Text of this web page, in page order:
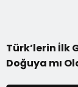
Türk’lerin İlk
Doğuya mı